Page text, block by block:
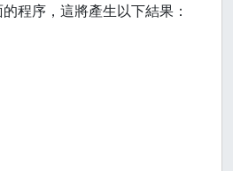
程序，這將產生以下結果：